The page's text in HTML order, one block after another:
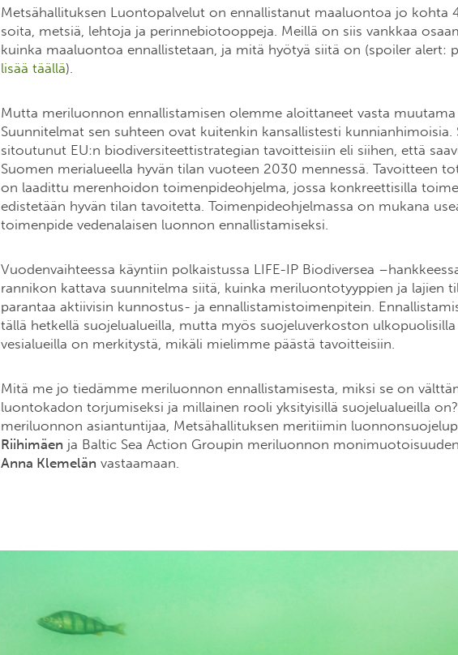
Metsähallituksen Luontopalvelut on ennallistanut maaluontoa jo kohta
soita, metsiä, lehtoja ja perinnebiotooppeja. Meillä on siis vankkaa
kuinka maaluontoa ennallistetaan, ja mitä hyötyä siitä on (spoiler alert:
lisää täällä).
Mutta meriluonnon ennallistamisen olemme aloittaneet vasta
Suunnitelmat sen suhteen ovat kuitenkin kansallistesti kunnianhimoisia.
sitoutunut EU:n biodiversiteettistrategian tavoitteisiin eli siihen, että
Suomen merialueella hyvän tilan vuoteen 2030 mennessä. Tavoitteen
on laadittu merenhoidon toimenpideohjelma, jossa konkreettisilla
edistetään hyvän tilan tavoitetta. Toimenpideohjelmassa on mukana
toimenpide vedenalaisen luonnon ennallistamiseksi.
Vuodenvaihteessa käyntiin polkaistussa LIFE-IP Biodiversea
rannikon kattava suunnitelma siitä, kuinka meriluontotyyppien ja lajien
parantaa aktiivisin kunnostus- ja ennallistamistoimenpitein.
tällä hetkellä suojelualueilla, mutta myös suojeluverkoston ulkopuolisilla
vesialueilla on merkitystä, mikäli mielimme päästä tavoitteisiin.
Mitä me jo tiedämme meriluonnon ennallistamisesta, miksi se on
luontokadon torjumiseksi ja millainen rooli yksityisillä suojelualueilla
meriluonnon asiantuntijaa, Metsähallituksen meritiimin
Riihimäen ja Baltic Sea Action Groupin meriluonnon
Anna Klemelän vastaamaan.